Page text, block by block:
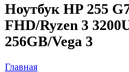
Ноутбук HP 255
FHD/Ryzen 3
256GB/Vega 3
Главная